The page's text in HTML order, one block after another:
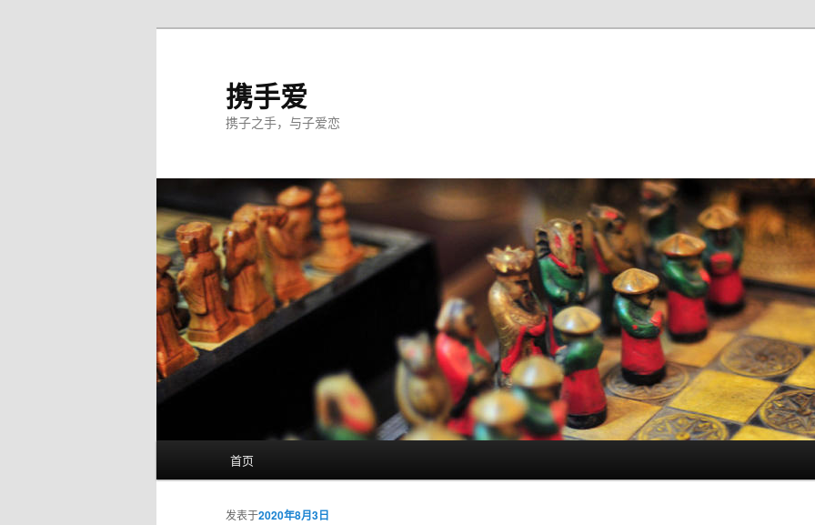
携手爱
携子之手，与子爱恋
首页
发表于2020年8月3日